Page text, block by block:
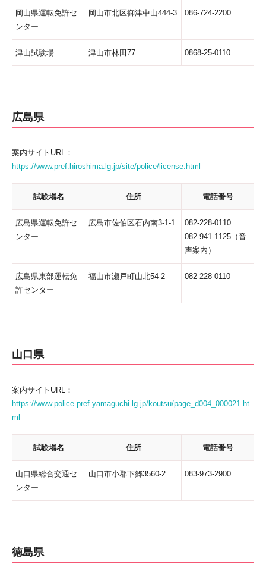
岡山県運転免許セ
ンター
岡山市北区御津中山444-3 086-724-2200
津山試験場 津山市林田77 0868-25-0110
広島県
案内サイトURL：
https://www.pref.hiroshima.lg.jp/site/police/license.html
試験場名 住所 電話番号
広島県運転免許セ
ンター
広島市佐伯区石内南3-1-1
082-228-0110
082-941-1125（音
声案内）
広島県東部運転免
許センター
福山市瀬戸町山北54-2 082-228-0110
山口県
案内サイトURL：
https://www.police.pref.yamaguchi.lg.jp/koutsu/page_d004_000021.ht
ml
試験場名 住所 電話番号
山口県総合交通セ
ンター
山口市小郡下郷3560-2 083-973-2900
徳島県